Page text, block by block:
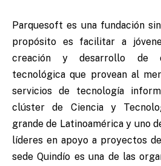
Parquesoft es una fundación
propósito es facilitar a
creación y desarrollo de
tecnológica que provean al
servicios de tecnología
clúster de Ciencia y
grande de Latinoamérica y uno
líderes en apoyo a proyectos
sede Quindío es una de las